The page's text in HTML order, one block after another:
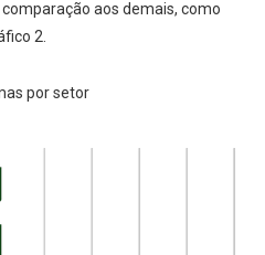
aos demais, como
2.
por setor